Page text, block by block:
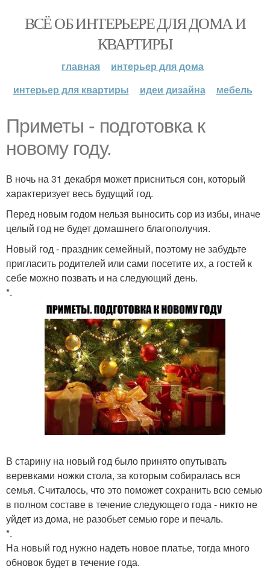
ВСЁ ОБ ИНТЕРЬЕРЕ ДЛЯ ДОМА И
КВАРТИРЫ
главная
интерьер для дома
интерьер для квартиры
идеи дизайна мебель
Приметы - подготовка к
новому году.
В ночь на 31 декабря может присниться сон, который
характеризует весь будущий год.
Перед новым годом нельзя выносить сор из избы, иначе
целый год не будет домашнего благополучия.
Новый год - праздник семейный, поэтому не забудьте
пригласить родителей или сами посетите их, а гостей к
себе можно позвать и на следующий день.
*.
В старину на новый год было принято опутывать
веревками ножки стола, за которым собиралась вся
семья. Считалось, что это поможет сохранить всю семью
в полном составе в течение следующего года - никто не
уйдет из дома, не разобьет семью горе и печаль.
*.
На новый год нужно надеть новое платье, тогда много
обновок будет в течение года.